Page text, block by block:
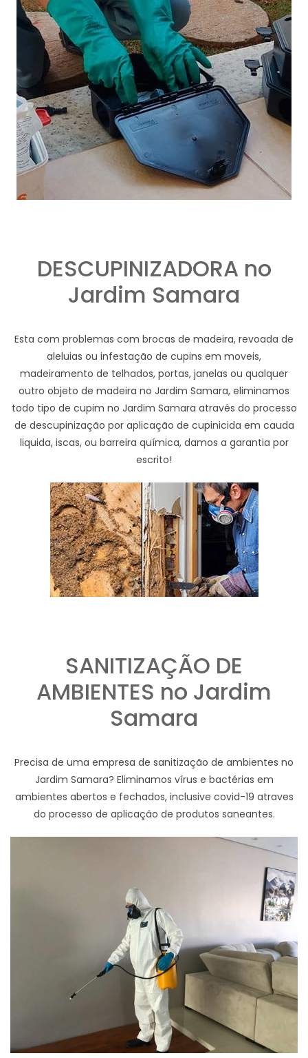
DESCUPINIZADORA no
Jardim Samara
Esta com problemas com brocas de madeira, revoada de
aleluias ou infestação de cupins em moveis,
madeiramento de telhados, portas, janelas ou qualquer
outro objeto de madeira no Jardim Samara, eliminamos
todo tipo de cupim no Jardim Samara através do processo
de descupinização por aplicação de cupinicida em cauda
liquida, iscas, ou barreira química, damos a garantia por
escrito!
SANITIZAÇÃO DE
AMBIENTES no Jardim
Samara
Precisa de uma empresa de sanitização de ambientes no
Jardim Samara? Eliminamos vírus e bactérias em
ambientes abertos e fechados, inclusive covid-19 atraves
do processo de aplicação de produtos saneantes.